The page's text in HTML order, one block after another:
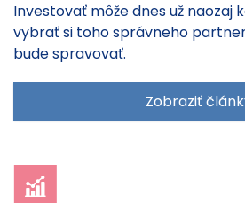
Investovať môže dnes už naozaj
vybrať si toho správneho
bude spravovať.
Zobraziť